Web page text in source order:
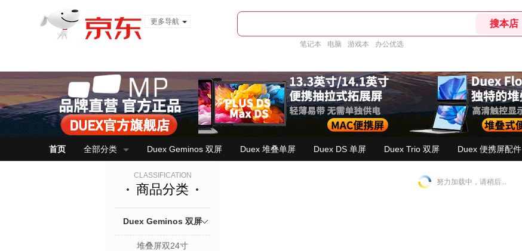
更多导航
笔记本 电脑 游戏本 办公优选
首页 全部分类 Duex Geminos 双屏 Duex 堆叠单屏 Duex DS 单屏 Duex Trio 双屏 Duex 便携屏配件
CLASSIFICATION
商品分类
Duex Geminos 双屏
堆叠屏双24寸
努力加载中，请稍后...